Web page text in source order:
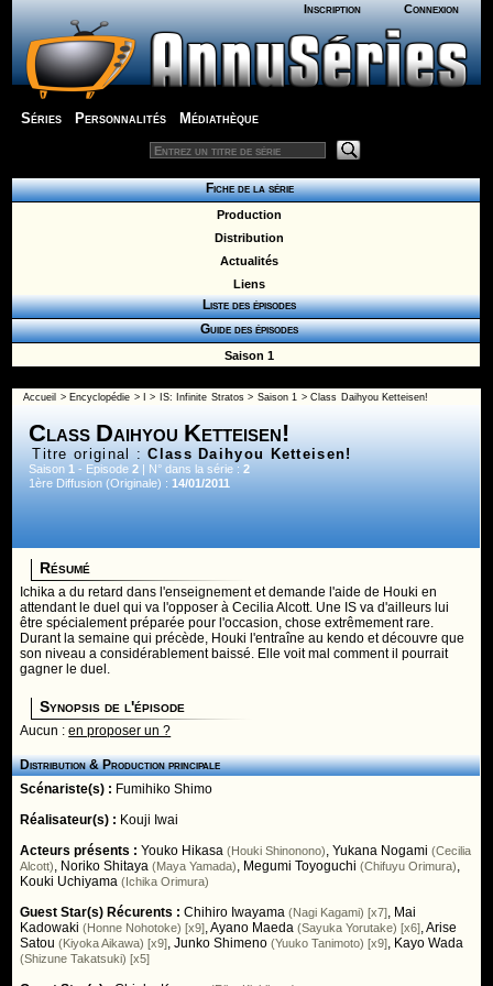
Inscription Connexion
Séries Personnalités Médiathèque
Fiche de la série
Production
Distribution
Actualités
Liens
Liste des épisodes
Guide des épisodes
Saison 1
Accueil > Encyclopédie > > IS: Infinite Stratos> Saison 1 > Class Daihyou Ketteisen!
Class Daihyou Ketteisen!
Titre original :Class Daihyou Ketteisen!
Saison1 - Episode2 | N° dans la série :2
1ère Diffusion (Originale) :14/01/2011
Résumé
Ichika a du retard dans l'enseignement et demande l'aide de Houki en
attendant le duel qui va l'opposer à Cecilia Alcott. Une IS va d'ailleurs lui
être spécialement préparée pour l'occasion, chose extrêmement rare.
Durant la semaine qui précède, Houki l'entraîne au kendo et découvre que
son niveau a considérablement baissé. Elle voit mal comment il pourrait
gagner le duel.
Synopsis de l'épisode
Aucun :en proposer un ?
Distribution & Production principale
Scénariste(s) : Fumihiko Shimo
Réalisateur(s) : Kouji Iwai
Acteurs présents :Youko Hikasa (Houki Shinonono),Yukana Nogami (Cecilia
Alcott), Noriko Shitaya (Maya Yamada), Megumi Toyoguchi (Chifuyu Orimura),
Kouki Uchiyama (Ichika Orimura)
Guest Star(s) Récurents :Chihiro Iwayama (Nagi Kagami) [x7], Mai
Kadowaki (Honne Nohotoke) [x9],Ayano Maeda (Sayuka Yorutake) [x6],Arise
Satou (Kiyoka Aikawa) [x9],Junko Shimeno (Yuuko Tanimoto) [x9], Kayo Wada
(Shizune Takatsuki) [x5]